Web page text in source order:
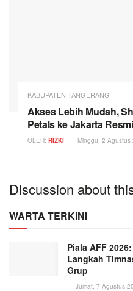
KABUPATEN TANGERANG
Akses Lebih Mudah,
Petals ke Jakarta
OLEH: RIZKI Minggu, 2 Agustus
Discussion about
WARTA TERKINI
Piala AFF
Langkah
Grup
Jumat, 7 Agustus